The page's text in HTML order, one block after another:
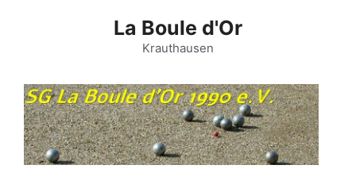
La Boule d'Or
Krauthausen